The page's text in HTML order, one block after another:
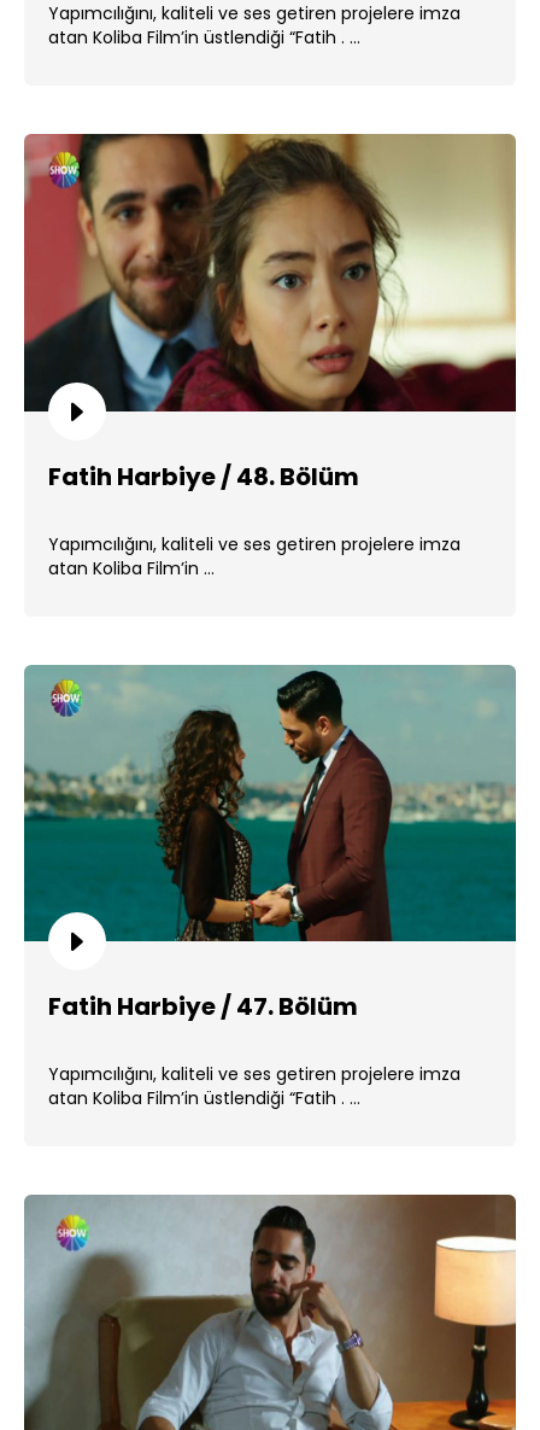
Yapımcılığını, kaliteli ve ses getiren projelere imza
atan Koliba Film’in üstlendiği “Fatih . ...
Fatih Harbiye / 48. Bölüm
Yapımcılığını, kaliteli ve ses getiren projelere imza
atan Koliba Film’in ...
Fatih Harbiye / 47. Bölüm
Yapımcılığını, kaliteli ve ses getiren projelere imza
atan Koliba Film’in üstlendiği “Fatih . ...